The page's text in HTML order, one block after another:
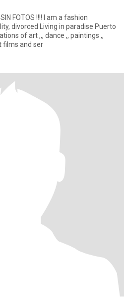
SIN FOTOS !!!! I am a fashion
divorced Living in paradise Puerto
films and ser